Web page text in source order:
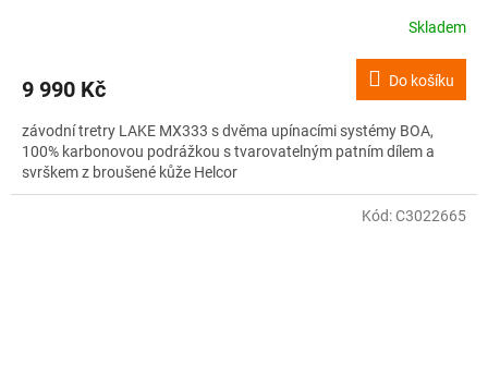
Skladem
9 990 Kč Do košíku
závodní tretry LAKE MX333 s dvěma upínacími systémy BOA,
100% karbonovou podrážkou s tvarovatelným patním dílem a
svrškem z broušené kůže Helcor
Kód:C3022665